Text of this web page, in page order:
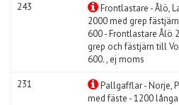
243
Frontlastare - Ålö,
2000 med grep
600 - Frontlastare Ålö
grep och fästjärn till
600. , ej moms
231
Pallgafflar - Norje,
med fäste - 1200 långa